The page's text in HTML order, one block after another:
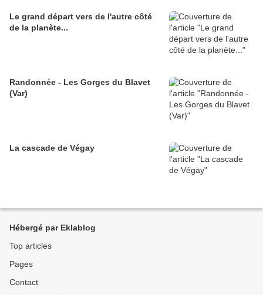
Le grand départ vers de l'autre côté
de la planète...
Randonnée - Les Gorges du Blavet
(Var)
La cascade de Végay
Hébergé par Eklablog
Top articles
Pages
Contact